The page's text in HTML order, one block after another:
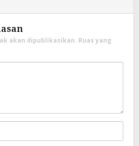
akan dipublikasikan. Ruas yang